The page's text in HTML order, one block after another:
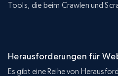
Tools, die beim Crawlen und
Herausforderungen für
Es gibt eine Reihe von